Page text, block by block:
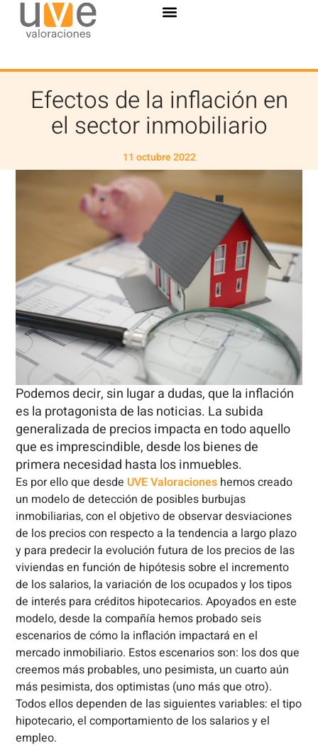
Efectos de la inflación en
el sector inmobiliario
11 octubre 2022
Podemos decir, sin lugar a dudas, que la inflación
es la protagonista de las noticias. La subida
generalizada de precios impacta en todo aquello
que es imprescindible, desde los bienes de
primera necesidad hasta los inmuebles.
Es por ello que desde UVE Valoraciones hemos creado
un modelo de detección de posibles burbujas
inmobiliarias, con el objetivo de observar desviaciones
de los precios con respecto a la tendencia a largo plazo
y para predecir la evolución futura de los precios de las
viviendas en función de hipótesis sobre el incremento
de los salarios, la variación de los ocupados y los tipos
de interés para créditos hipotecarios. Apoyados en este
modelo, desde la compañía hemos probado seis
escenarios de cómo la inflación impactará en el
mercado inmobiliario. Estos escenarios son: los dos que
creemos más probables, uno pesimista, un cuarto aún
más pesimista, dos optimistas (uno más que otro).
Todos ellos dependen de las siguientes variables: el tipo
hipotecario, el comportamiento de los salarios y el
empleo.